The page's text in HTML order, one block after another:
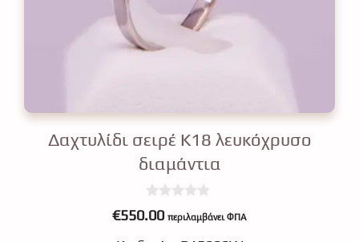
Δαχτυλίδι σειρέ Κ18 λευκόχρυσο
διαμάντια
0
o
€550.00 περιλαμβάνει ΦΠΑ